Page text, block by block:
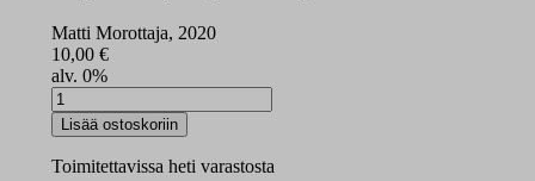
Matti Morottaja, 2020
10,00 €
alv. 0%
Oopâ
saanijd
digisanakirja
määrä
Lisää ostoskoriin
Toimitettavissa heti varastosta